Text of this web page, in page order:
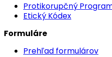
Protikorupčný
Etický Kódex
Formuláre
Prehľad formulárov